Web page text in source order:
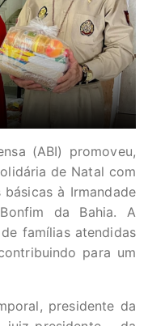
(ABI) promoveu,
de Natal com
à Irmandade
da Bahia. A
famílias atendidas
para um
presidente da